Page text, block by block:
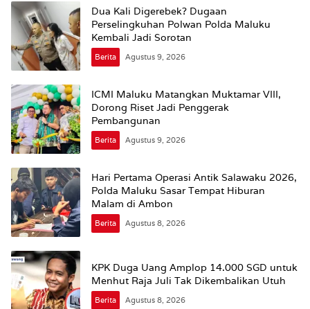
Dua Kali Digerebek? Dugaan
Perselingkuhan Polwan Polda Maluku
Kembali Jadi Sorotan
Berita Agustus 9, 2026
ICMI Maluku Matangkan Muktamar VIII,
Dorong Riset Jadi Penggerak
Pembangunan
Berita Agustus 9, 2026
Hari Pertama Operasi Antik Salawaku 2026,
Polda Maluku Sasar Tempat Hiburan
Malam di Ambon
Berita Agustus 8, 2026
KPK Duga Uang Amplop 14.000 SGD untuk
Menhut Raja Juli Tak Dikembalikan Utuh
Berita Agustus 8, 2026